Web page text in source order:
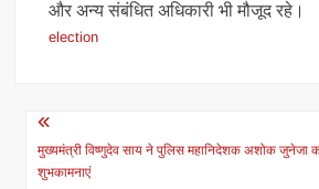
और अन्य संबंधित अधिकारी भी मौजूद रहे।
election
Post
navigation
मुख्यमंत्री विष्णुदेव साय ने पुलिस महानिदेशक अशोक जुनेजा को
शुभकामनाएं